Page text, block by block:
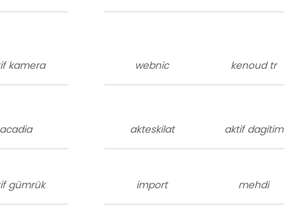
kamera webnic kenoud tr
acadia akteskilat aktif dagitim
gümrük import mehdi